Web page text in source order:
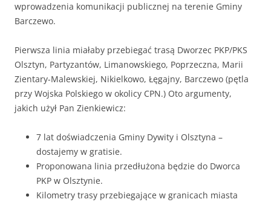
wprowadzenia komunikacji publicznej na terenie Gminy
Barczewo.
Pierwsza linia miałaby przebiegać trasą Dworzec PKP/PKS
Olsztyn, Partyzantów, Limanowskiego, Poprzeczna, Marii
Zientary-Malewskiej, Nikielkowo, Łęgajny, Barczewo (pętla
przy Wojska Polskiego w okolicy CPN.) Oto argumenty,
jakich użył Pan Zienkiewicz:
7 lat doświadczenia Gminy Dywity i Olsztyna –
dostajemy w gratisie.
Proponowana linia przedłużona będzie do Dworca
PKP w Olsztynie.
Kilometry trasy przebiegające w granicach miasta